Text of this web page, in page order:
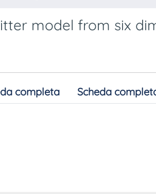
model from six
completa Scheda